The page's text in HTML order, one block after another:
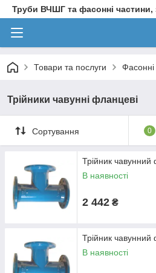
Труби ВЧШГ та фасонні частини,
Товари та послуги
Трійники чавунні фланцеві
Сортування 0
Трійник
В наявності
2 442 ₴
Трійник
В наявності